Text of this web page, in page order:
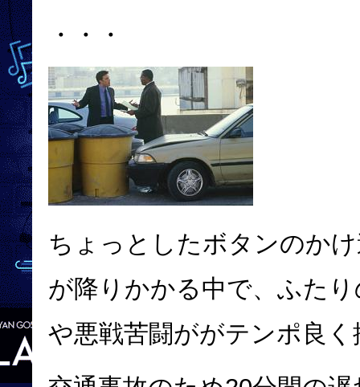
・・・
ちょっとしたボタンのか
が降りかかる中で、ふた
や悪戦苦闘ががテンポ良